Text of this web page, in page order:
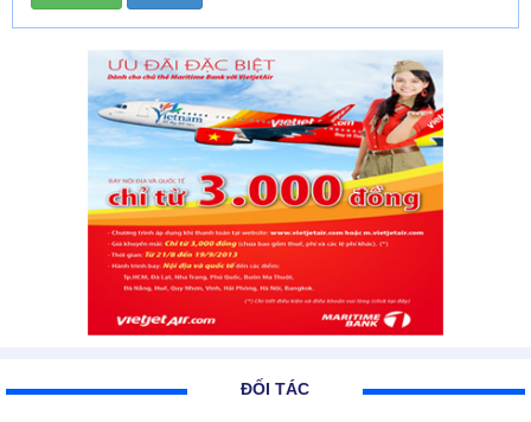
ĐỐI TÁC